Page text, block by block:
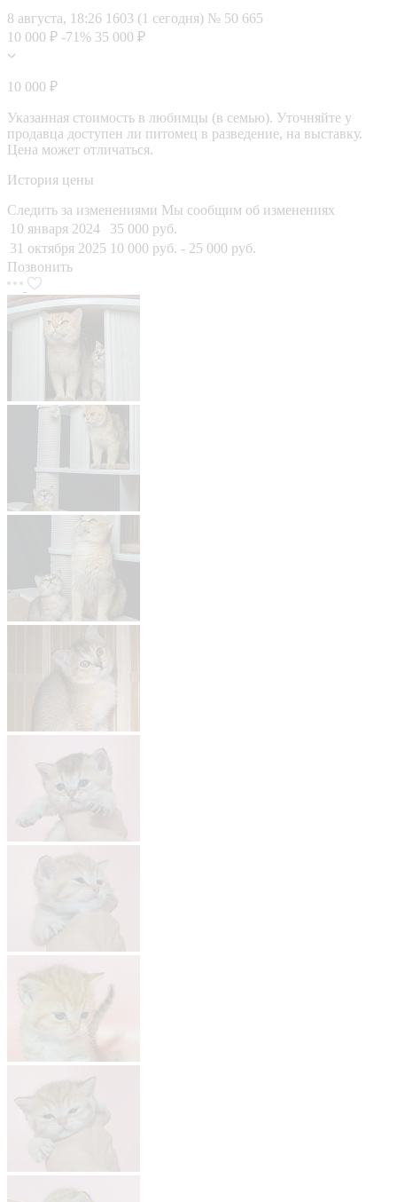
8 августа, 18:26 1603 (1 сегодня) № 50 665
10 000 ₽ -71% 35 000 ₽
10 000 ₽
Указанная стоимость в любимцы (в семью). Уточняйте у
продавца доступен ли питомец в разведение, на выставку.
Цена может отличаться.
История цены
Следить за изменениями Мы сообщим об изменениях
10 января 2024
35 000 руб.
31 октября 2025 10 000 руб. - 25 000 руб.
Позвонить